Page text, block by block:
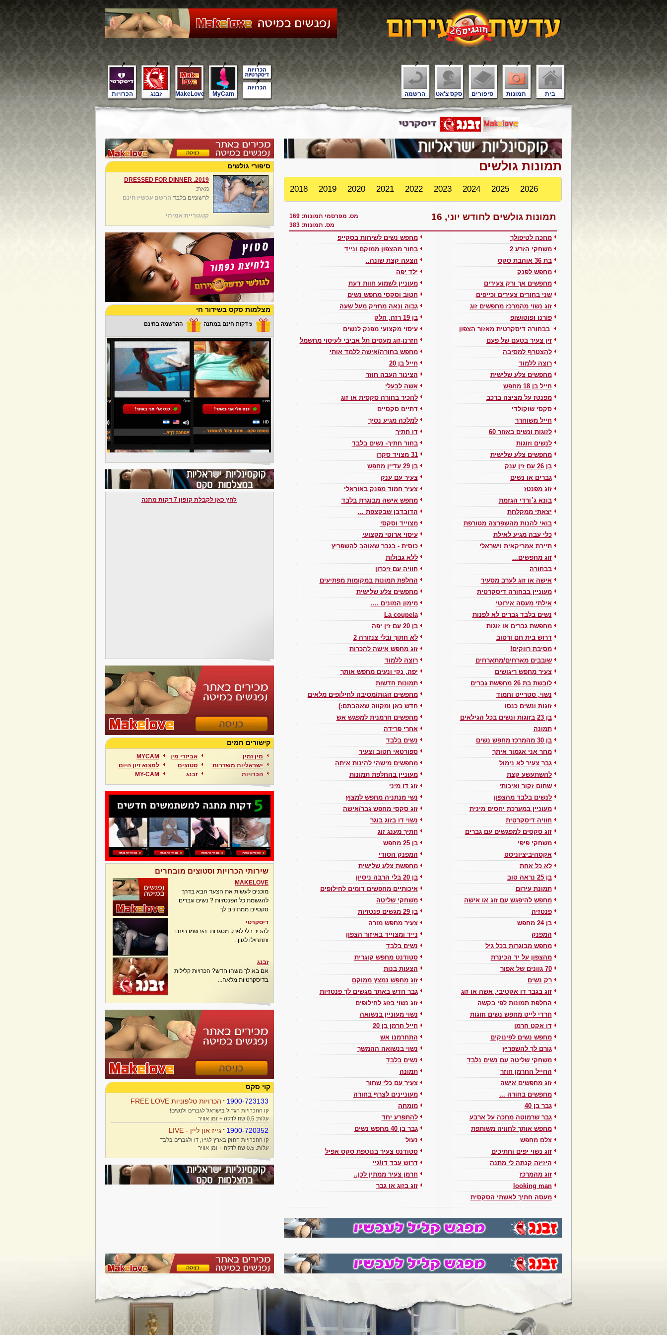
בית תמונות סיפורים סקס צ'אט הרשמה הכרויות זבנג MakeLove MyCam
תמונות גולשים
2018 2019 2020 2021 2022 2023 2024 2025 2026
תמונות גולשים לחודש יוני, 16
מס. מפרסמי תמונות: 169
מס. תמונות: 383
מחכה לטיפולך
משחקי הזרע 2
בת 36 אוהבת סקס
מחפש לפנק
מחפשים אך ורק צעירים
שני בחורים צעירים וכייפים
זוג נשוי מהמרכז מחפשים זוג
פורנו ופוטושופ
בבחורה דיסקרטית מאזור הצפון
זין צעיר בטעם של פעם
להצטרף למסיבה
רוצה ללמוד
מחפשים צלע שלישית
חייל בן 18 מחפש
מפנטז על מציצה ברכב
סקסי שוקולדי
חייל משוחרר
לזוגות ונשים באזור 60
לנשים וזוגות
מחפשים צלע שלישית
בן 26 עם זין ענק
גברים או נשים
זוג מפנטז
בונא ג׳ורדי הגזמת
יצאתי ממקלחת
בואי להנות מהשפרצה מטורפת
כלי עבה מגיע לאילת
תיירת אמריקאית וישראלי
זוג מחפשים...
בבחורה
אישה או זוג לערב מסעיר
מעוניין בבחורה דיסקרטית
אילתי מעסה אירוטי
נשים בלבד גברים לא לפנות
מחפשת גברים או זוגות
דרוש בית חם ורטוב
מסיבת רווקים!
שובבים מארחים/מתארחים
צעיר מחפש ריגושים
לובשת בת 26 מחפשת גברים
נשוי, סטרייט וחמוד
זוגות ונשים כנסו
בן 23 בזוגות ונשים בכל הגילאים
תמונה
בן 30 מהמרכז מחפש נשים
מחר אני אגמור איתך
גבר צעיר לא נימול
להשתעשע קצת
שחום זקור ואיכותי
לנשים בלבד מהצפון
מעוניין במערכת יחסים מינית
חוויה דיסקרטית
זוג סקסים למפגשים עם גברים
משחקי פיפי
אקסהיביציוניסט
לא כל אחת
בן 25 נראה טוב
תמונת עירום
מחפש להיפגש עם זוג או אישה
פנטזיה
בן 24 מחפש
המפנק
מחפש מבוגרות בכל גיל
מהצפון על יד הכינרת
70 גוונים של אפור
רק נשים
זוג בגבר דו אקטיבי, אשה או זוג
החלפת תמונות לפי בקשה
חרדי לייט מחפש נשים וזוגות
דו אקט חרמן
מחפש נשים לפינוקים
גורם לך להשפריץ
משחקי שליטה עם נשים נלבד
החייל החרמן חוזר
זוג מחפשים אישה
מחפשים בחורה ...
גבר בן 40
גבר שרמוטה מחכה על ארבע
מחפש אותך לחוויה משותפת
צלם מחפש
זוג נשוי יפים וחתיכים
היזיזה קנתה לי מתנה
זוג מהמרכז
looking man
מעסה חתיך לאשתי הסקסית
מחפש נשים לשיחות בסקייפ
בחור מהצפון ממוקם ונייד
הצעה קצת שונה..
ילד יפה
מעוניין לשמוע חוות דעת
חטוב וסקסי מחפש נשים
גבוה ונאה מחזיק מעל שעה
בן 19 רזה, חלק
עיסוי מקצועי מפנק לנשים
חזרנו-זוג מעסים תל אביבי לעיסוי מחשמל
מחפש בחורה/אישה ללמד אותי
חייל בן 20
הצינור העבה חוזר
אשה לבעלי
להכיר בחורה סקסית או זוג
דתיים סקסיים
למלכה מגיע נסיך
דו חתיך
בחור חתיך- נשים בלבד
31 מצויד סקרן
בן 29 עדיין מחפש
צעיר עם ענק
צעיר חמוד מפנק באוראלי
מחפש אישה מבוגרת בלבד
הדובדבן שבקצפת ...
מצוייד וסקסי
עיסוי ארוטי מקצועי
כוסית - בגבר שאוהב להשפריץ
ללא גבולות
חוויה עם זיכרון
החלפת תמונות במקומות מפתיעים
מחפשים צלע שלישית
מימון המונים ....
La coupela
בן 20 עם זין יפה
לא חתוך ובלי צנזורה 2
זוג מחפש אישה להכרות
רוצה ללמוד
יפה, נקי ונעים מחפש אותך
תמונות חדשות
מחפשים זוגות/מסיבה לחילופים מלאים
חדש כאן ומקווה שאהבתם:)
מחפשים חרמנית למפגש אש
אחרי פרידה
נשים בלבד
ספורטאי חטוב וצעיר
מחפשים מישהי להינות איתה
מעוניין בהחלפת תמונות
זוג דו מיני
נשי מנתניה מחפש למצוץ
זוג סקסי מחפש גבר/אישה
נשוי דו בזוג בוגר
חתיך מענג זוג
בן 25 מחפש
המפנק הסודי
מחפשת צלע שלישית
בן 20 בלי הרבה ניסיון
איכותיים מחפשים דומים לחילופים
משחקי שליטה
בן 29 מגשים פנטזיות
צעיר מחפש מורה
נייד ומצוייד באיזור הצפון
נשים בלבד
סטודנט מחפש קוגרית
הצעות בנות
זוג מחפש נמצץ ממוקם
גבר חדש באתר מגשים לך פנטזיות
זוג נשוי בזוג לחילופים
נשוי מעוניין בנשואה
חייל חרמן בן 20
התחרמנו אש
נשוי בנשואה ההמשך
נשים בלבד
תמונה
צעיר עם כלי שחור
מעוניינים לצרף בחורה
מומחה
להתפרע יחד
גבר בן 40 מחפש נשים
נעול
סטודנט צעיר בנוטפת סקס אפיל
דרוש עבד דו\גיי
חרמן צעיר ממתין לכן..
זוג בזוג או גבר
סיפורי גולשים
2019. DRESSED FOR DINNER
מאת:
לרשומים בלבד הרשם עכשיו חינם
קטגוריית אמיתי
מצלמות סקס בשידור חי
5 דקות חינם במתנה ההרשמה בחינם
לחץ כאן לקבלת קופון 7 דקות מתנה
קישורים חמים
מין זמין
ישראליות משדרות
הכרויות
אביזרי מין
סטוצים
זבנג
MYCAM
למצוא זיון היום
MY-CAM
שירותי הכרויות וסטוצים מובחרים
MAKELOVE
מוכנים לעשות את הצעד הבא בדרך
להגשמת כל הפנטזיות ? נשים וגברים
סקסיים ממתינים לך
דיסקרטי
להכיר בלי לפרק מסגרות. הירשמו חינם
ותתחילו לגוון...
זבנג
אם בא לך משהו חדש? הכרויות קלילות
בדיסקרטיות מלאה...
קוי סקס
1900-723133
- הכרויות טלפוניות FREE LOVE
קו ההכרויות הגדול בישראל לגברים ולנשים!
עלות: 0.5 שח לדקה + זמן אוויר
1900-720352
- גייז און ליין - LIVE
קו ההכרויות החזק בארץ לגייז, דו ולגברים בלבד
עלות: 0.5 שח לדקה + זמן אוויר